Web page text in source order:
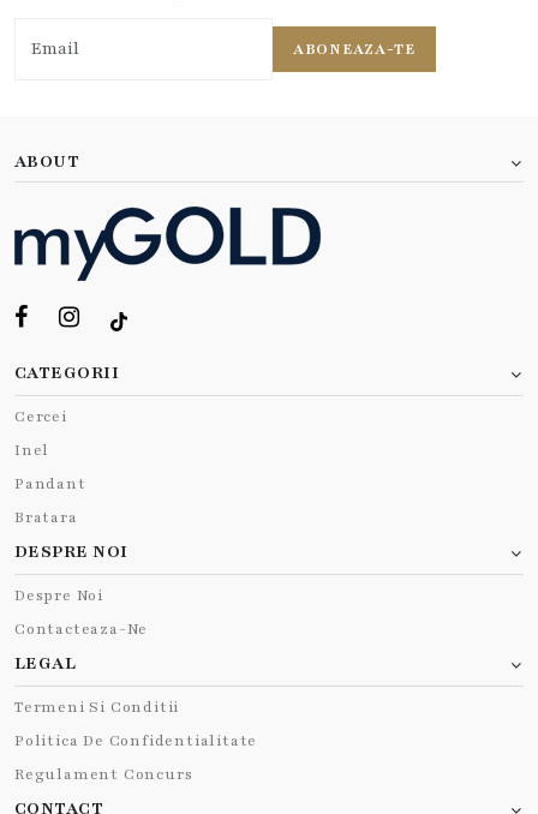
ABONEAZA-TE
ABOUT
CATEGORII
Cercei
Inel
Pandant
Bratara
DESPRE NOI
Despre Noi
Contacteaza-Ne
LEGAL
Termeni Si Conditii
Politica De Confidentialitate
Regulament Concurs
CONTACT